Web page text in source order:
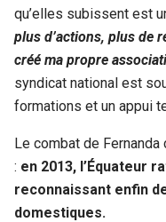
qu’elles subissent est
plus d’actions, plus de
créé ma propre
syndicat national est
formations et un appui
Le combat de
: en 2013, l’Équateur
reconnaissant enfin
domestiques.